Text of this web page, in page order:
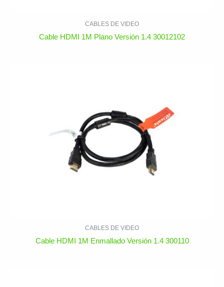
CABLES DE VIDEO
Cable HDMI 1M Plano Versión 1.4 30012102
CABLES DE VIDEO
Cable HDMI 1M Enmallado Versión 1.4 300110